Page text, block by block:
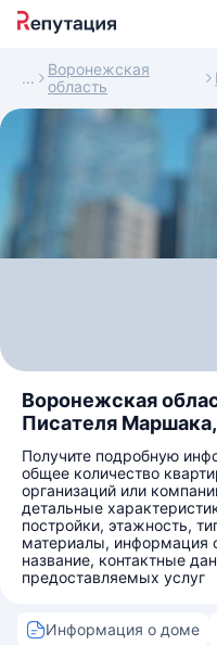
Воронежская
область
Воронежская
Писателя
Получите подробную
общее количество
организаций или
детальные
постройки, этажность,
материалы, информация
название, контактные
предоставляемых услуг
Информация о доме